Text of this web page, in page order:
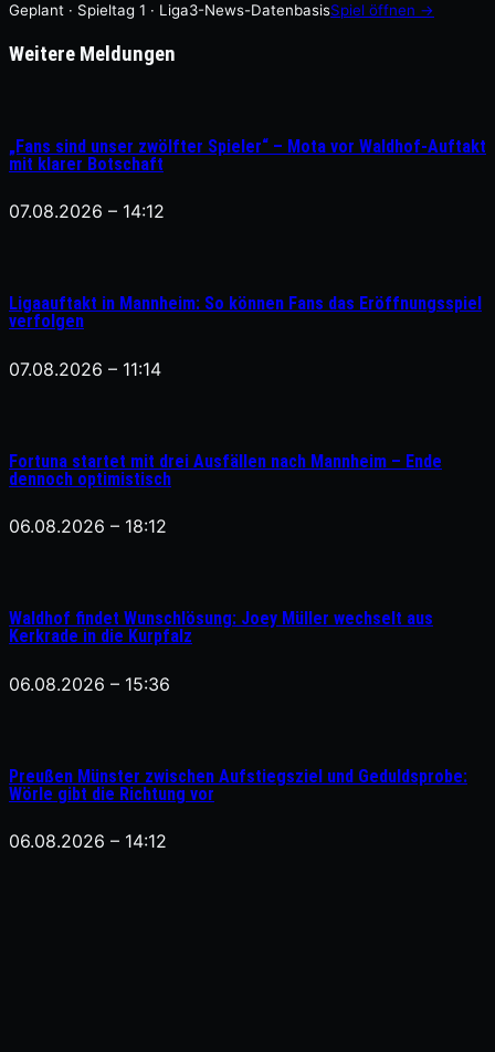
Geplant · Spieltag 1 · Liga3-News-DatenbasisSpiel öffnen →
Weitere Meldungen
„Fans sind unser zwölfter Spieler“ – Mota vor Waldhof-Auftakt
mit klarer Botschaft
07.08.2026 – 14:12
Ligaauftakt in Mannheim: So können Fans das Eröffnungsspiel
verfolgen
07.08.2026 – 11:14
Fortuna startet mit drei Ausfällen nach Mannheim – Ende
dennoch optimistisch
06.08.2026 – 18:12
Waldhof findet Wunschlösung: Joey Müller wechselt aus
Kerkrade in die Kurpfalz
06.08.2026 – 15:36
Preußen Münster zwischen Aufstiegsziel und Geduldsprobe:
Wörle gibt die Richtung vor
06.08.2026 – 14:12